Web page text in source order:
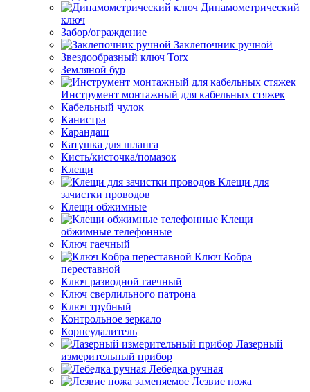
Динамометрический
ключ
Забор/ограждение
Заклепочник ручной
Звездообразный ключ Torx
Земляной бур
Инструмент монтажный для кабельных стяжек
Кабельный чулок
Канистра
Карандаш
Катушка для шланга
Кисть/кисточка/помазок
Клещи
Клещи для
зачистки проводов
Клещи обжимные
Клещи
обжимные телефонные
Ключ гаечный
Ключ Кобра
переставной
Ключ разводной гаечный
Ключ сверлильного патрона
Ключ трубный
Контрольное зеркало
Корнеудалитель
Лазерный
измерительный прибор
Лебедка ручная
Лезвие ножа